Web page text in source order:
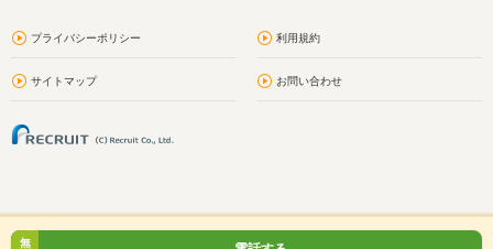
プライバシーポリシー 利用規約
サイトマップ お問い合わせ
無